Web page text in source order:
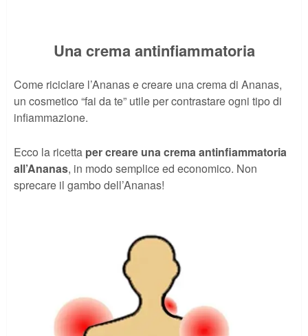
Una crema antinfiammatoria
Come riciclare l’Ananas e creare una crema di Ananas,
un cosmetico “fai da te” utile per contrastare ogni tipo di
infiammazione.
Ecco la ricetta per creare una crema antinfiammatoria
all’Ananas, in modo semplice ed economico. Non
sprecare il gambo dell’Ananas!